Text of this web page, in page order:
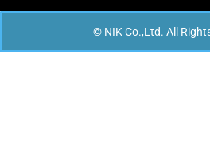
© NIK Co.,Ltd. All